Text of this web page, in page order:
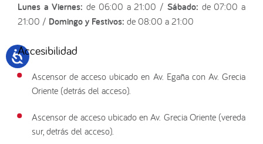
Lunes a Viernes: de 06:00 a 21:00 / Sábado: de 07:00 a
21:00 / Domingo y Festivos: de 08:00 a 21:00
Accesibilidad
Ascensor de acceso ubicado en Av. Egaña con Av. Grecia
Oriente (detrás del acceso).
Ascensor de acceso ubicado en Av. Grecia Oriente (vereda
sur, detrás del acceso).